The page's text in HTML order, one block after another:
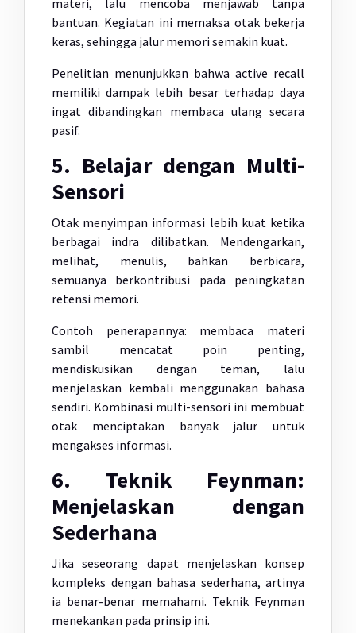
materi, lalu mencoba menjawab tanpa
bantuan. Kegiatan ini memaksa otak bekerja
keras, sehingga jalur memori semakin kuat.
Penelitian menunjukkan bahwa active recall
memiliki dampak lebih besar terhadap daya
ingat dibandingkan membaca ulang secara
pasif.
5. Belajar dengan Multi-
Sensori
Otak menyimpan informasi lebih kuat ketika
berbagai indra dilibatkan. Mendengarkan,
melihat, menulis, bahkan berbicara,
semuanya berkontribusi pada peningkatan
retensi memori.
Contoh penerapannya: membaca materi
sambil mencatat poin penting,
mendiskusikan dengan teman, lalu
menjelaskan kembali menggunakan bahasa
sendiri. Kombinasi multi-sensori ini membuat
otak menciptakan banyak jalur untuk
mengakses informasi.
6. Teknik Feynman:
Menjelaskan dengan
Sederhana
Jika seseorang dapat menjelaskan konsep
kompleks dengan bahasa sederhana, artinya
ia benar-benar memahami. Teknik Feynman
menekankan pada prinsip ini.